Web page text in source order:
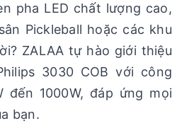
pha LED chất lượng cao,
Pickleball hoặc các khu
ZALAA tự hào giới thiệu
3030 COB với công
đến 1000W, đáp ứng mọi
bạn.